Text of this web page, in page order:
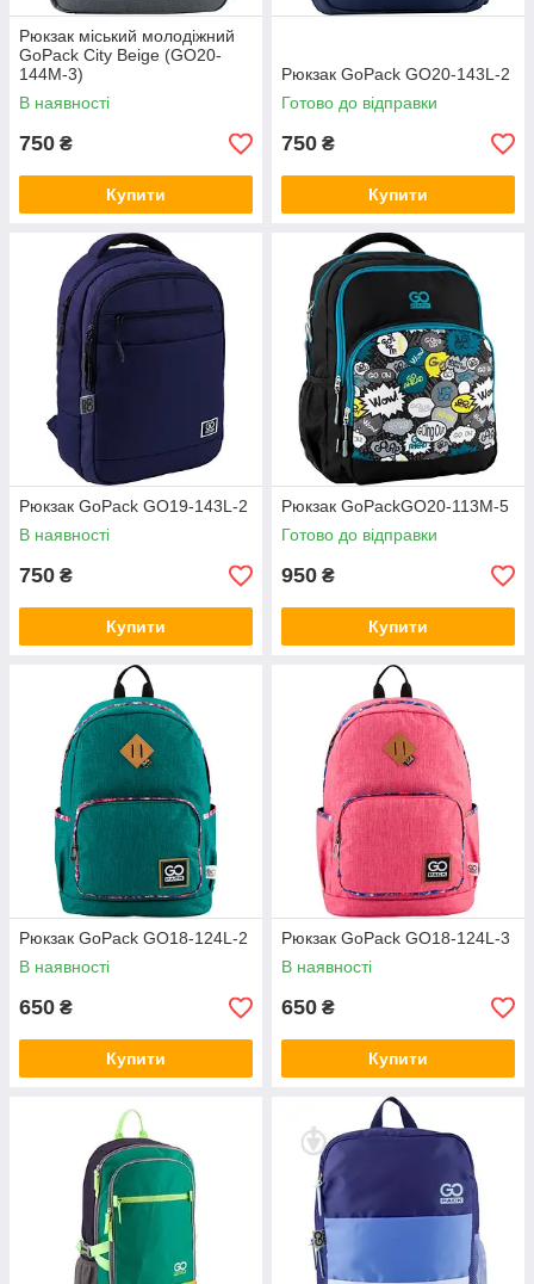
Рюкзак міський молодіжний
GoPack Сity Beige (GO20-
144M-3)
В наявності
750 ₴
Купити
Рюкзак GoPack GO20-143L-2
Готово до відправки
750 ₴
Купити
Рюкзак GoPack GO19-143L-2
В наявності
750 ₴
Купити
Рюкзак GoPackGO20-113M-5
Готово до відправки
950 ₴
Купити
Рюкзак GoPack GO18-124L-2
В наявності
650 ₴
Купити
Рюкзак GoPack GO18-124L-3
В наявності
650 ₴
Купити